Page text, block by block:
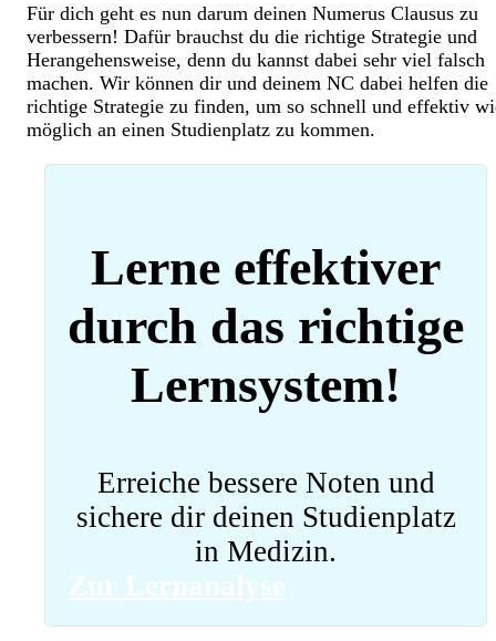
Für dich geht es nun darum deinen Numerus Clausus zu
verbessern! Dafür brauchst du die richtige Strategie und
Herangehensweise, denn du kannst dabei sehr viel falsch
machen. Wir können dir und deinem NC dabei helfen die
richtige Strategie zu finden, um so schnell und effektiv
möglich an einen Studienplatz zu kommen.
Lerne effektiver
durch das richtige
Lernsystem!
Erreiche bessere Noten und
sichere dir deinen Studienplatz
in Medizin.
Zur Lernanalyse